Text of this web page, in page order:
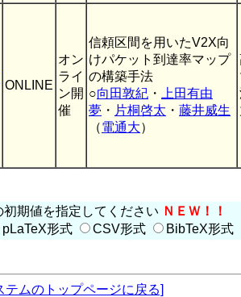
ONLINE
オン
ライ
ン開
催
信頼区間を用いたV2X向
けパケット到達率マップ
の構築手法
○向田敦紀 ・
上田有由
夢 ・ 片桐啓太 ・ 藤井威生
（電通大）
期値を指定してください ＮＥＷ！！
pLaTeX形式 CSV形式 BibTeX形式
テムのトップページに戻る]